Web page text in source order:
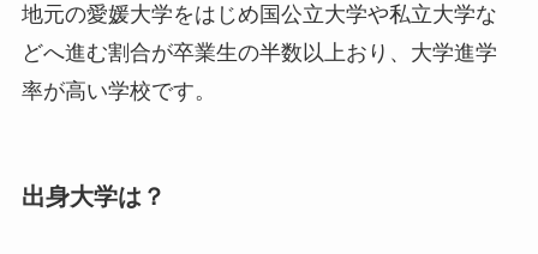
地元の愛媛大学をはじめ国公立大学や私立大学な
どへ進む割合が卒業生の半数以上おり、大学進学
率が高い学校です。
出身大学は？